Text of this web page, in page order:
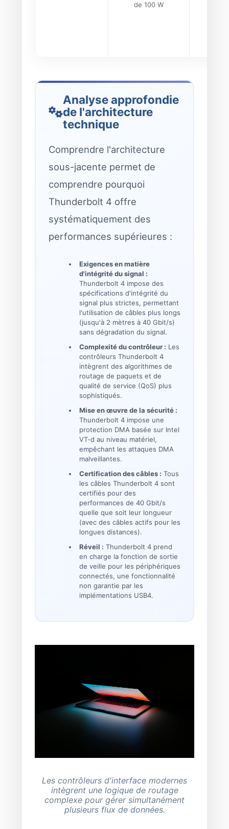
de 100 W
Analyse approfondie
de l'architecture
technique
Comprendre l'architecture
sous-jacente permet de
comprendre pourquoi
Thunderbolt 4 offre
systématiquement des
performances supérieures :
Exigences en matière
d'intégrité du signal :
Thunderbolt 4 impose des
spécifications d'intégrité du
signal plus strictes, permettant
l'utilisation de câbles plus longs
(jusqu'à 2 mètres à 40 Gbit/s)
sans dégradation du signal.
Complexité du contrôleur : Les
contrôleurs Thunderbolt 4
intègrent des algorithmes de
routage de paquets et de
qualité de service (QoS) plus
sophistiqués.
Mise en œuvre de la sécurité :
Thunderbolt 4 impose une
protection DMA basée sur Intel
VT-d au niveau matériel,
empêchant les attaques DMA
malveillantes.
Certification des câbles : Tous
les câbles Thunderbolt 4 sont
certifiés pour des
performances de 40 Gbit/s
quelle que soit leur longueur
(avec des câbles actifs pour les
longues distances).
Réveil : Thunderbolt 4 prend
en charge la fonction de sortie
de veille pour les périphériques
connectés, une fonctionnalité
non garantie par les
implémentations USB4.
Les contrôleurs d'interface modernes
intègrent une logique de routage
complexe pour gérer simultanément
plusieurs flux de données.